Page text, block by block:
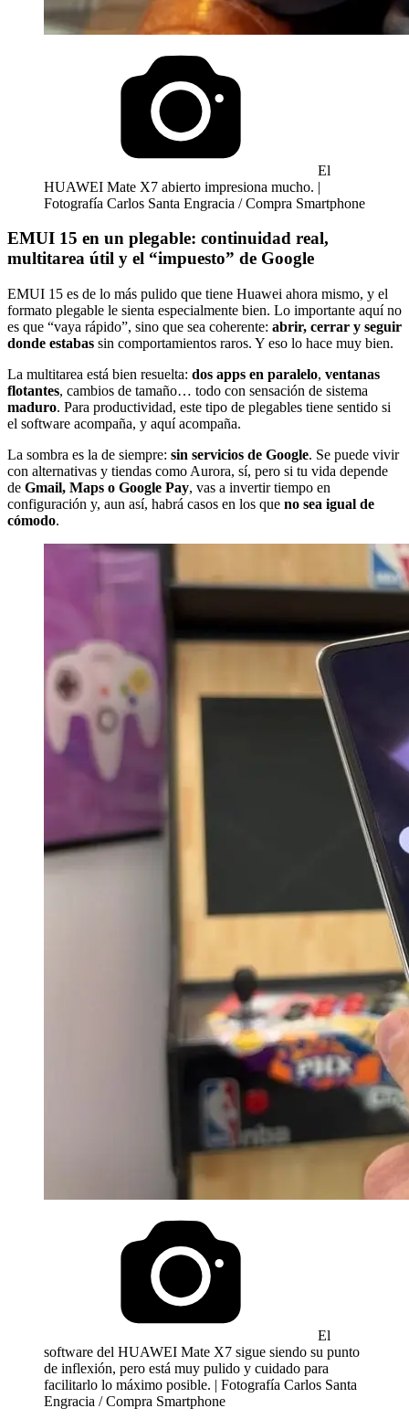
El
HUAWEI Mate X7 abierto impresiona mucho. |
Fotografía Carlos Santa Engracia / Compra Smartphone
EMUI 15 en un plegable: continuidad real,
multitarea útil y el “impuesto” de Google
EMUI 15 es de lo más pulido que tiene Huawei ahora mismo, y el
formato plegable le sienta especialmente bien. Lo importante aquí no
es que “vaya rápido”, sino que sea coherente: abrir, cerrar y seguir
donde estabas sin comportamientos raros. Y eso lo hace muy bien.
La multitarea está bien resuelta: dos apps en paralelo, ventanas
flotantes, cambios de tamaño… todo con sensación de sistema
maduro. Para productividad, este tipo de plegables tiene sentido si
el software acompaña, y aquí acompaña.
La sombra es la de siempre: sin servicios de Google. Se puede vivir
con alternativas y tiendas como Aurora, sí, pero si tu vida depende
de Gmail, Maps o Google Pay, vas a invertir tiempo en
configuración y, aun así, habrá casos en los que no sea igual de
cómodo.
El
software del HUAWEI Mate X7 sigue siendo su punto
de inflexión, pero está muy pulido y cuidado para
facilitarlo lo máximo posible. | Fotografía Carlos Santa
Engracia / Compra Smartphone